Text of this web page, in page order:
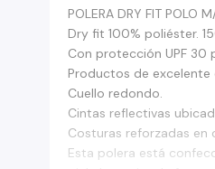
POLERA DRY FIT POLO
Dry fit 100% poliéster.
Con protección UPF 30
Productos de
Cuello redondo.
Cintas reflectivas
Costuras reforzadas en
Esta polera está